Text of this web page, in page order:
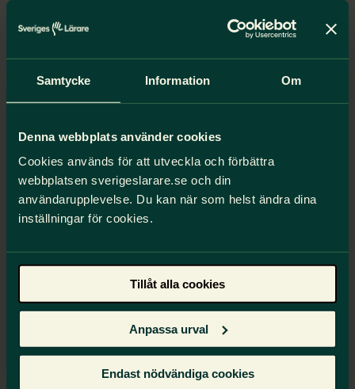
Samtycke Information Om
Denna webbplats använder cookies
Cookies används för att utveckla och förbättra
webbplatsen sverigeslarare.se och din
användarupplevelse. Du kan när som helst ändra dina
inställningar för cookies.
Tillåt alla cookies
Anpassa urval
Endast nödvändiga cookies
Irnazarova Liliya Rashidovna
Ordförande i lokalföreningen för Hissory
högstadieskola de senaste 5 åren.